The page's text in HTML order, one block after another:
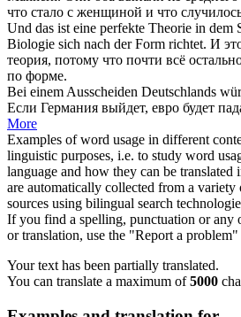
что стало с женщиной и что
Und das ist eine perfekte Theorie in dem
Biologie sich nach der Form richtet. И
теория, потому что почти всё
по форме.
Bei einem Ausscheiden Deutschlands
Если Германия выйдет, евро будет
More
Examples of word usage in different
linguistic purposes, i.e. to study word
language and how they can be translated
are automatically collected from a
sources using bilingual search
If you find a spelling, punctuation or any
or translation, use the "Report a
Your text has been partially translated.
You can translate a maximum of5000